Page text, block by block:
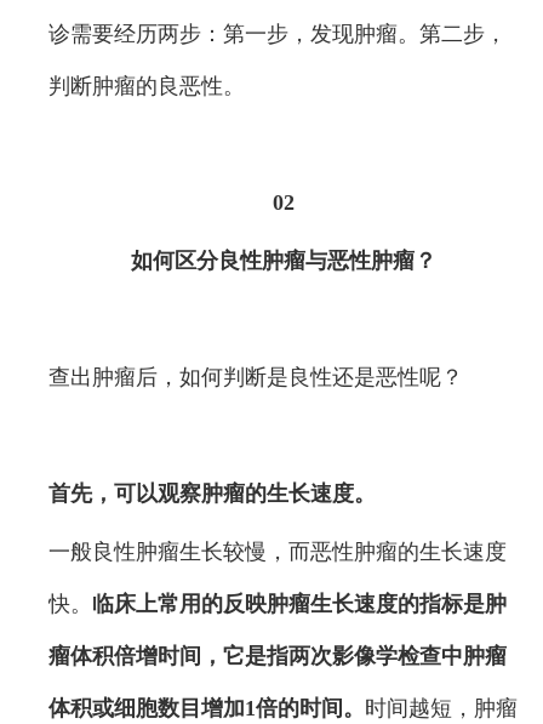
诊需要经历两步：第一步，发现肿瘤。第二步，
判断肿瘤的良恶性。
02
如何区分良性肿瘤与恶性肿瘤？
查出肿瘤后，如何判断是良性还是恶性呢？
首先，可以观察肿瘤的生长速度。
一般良性肿瘤生长较慢，而恶性肿瘤的生长速度
快。 临床上常用的反映肿瘤生长速度的指标是肿
瘤体积倍增时间，它是指两次影像学检查中肿瘤
体积或细胞数目增加1倍的时间。 时间越短，肿瘤